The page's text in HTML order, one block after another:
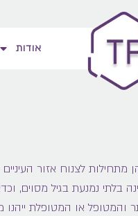
אודות
לצנוח אזור העיניים
בלתי נמנעת בגיל מסוים,
והמטופל או המטופלת ייהנו